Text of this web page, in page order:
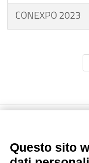
CONEXPO 2023
Reg. Impr. C.C.I.A.A.
Questo sito